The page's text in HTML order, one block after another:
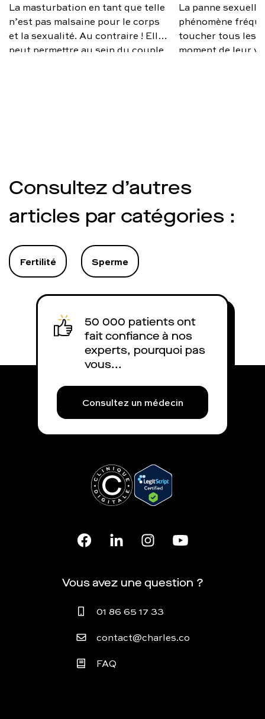
La masturbation en tant que telle
n’est pas malsaine pour le corps
et la sexualité. Au contraire ! Elle
peut permettre au sein du couple
qui, lui, peut induire des
problèmes d’érection. Et le risque
est de cumuler la masturbation
avec un visionnage trop
le point.
La panne
phénomène
toucher tous les
moment de leur
Consultez d’autres
articles par catégories :
Fertilité Sperme
50 000 patients ont
fait confiance à nos
experts, pourquoi pas
vous...
Consultez un médecin
Vous avez une question ?
01 86 65 17 33
contact@charles.co
FAQ